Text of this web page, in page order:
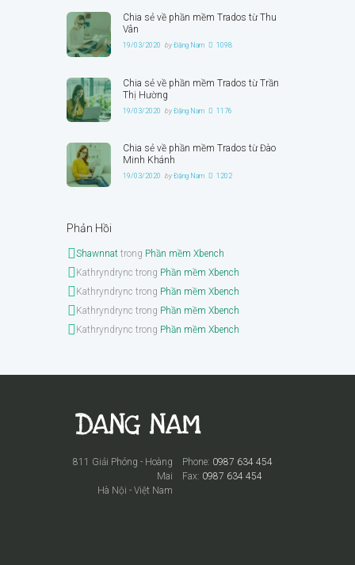
Chia sẻ về phần mềm Trados từ Thu
Vân
19/03/2020 byĐặng Nam 1098
Chia sẻ về phần mềm Trados từ Trần
Thị Hường
19/03/2020 byĐặng Nam 1176
Chia sẻ về phần mềm Trados từ Đào
Minh Khánh
19/03/2020 byĐặng Nam 1202
Phản Hồi
Shawnnat trong Phần mềm Xbench
Kathryndrync trong Phần mềm Xbench
Kathryndrync trong Phần mềm Xbench
Kathryndrync trong Phần mềm Xbench
Kathryndrync trong Phần mềm Xbench
Phone: 0987 634 454
Fax: 0987 634 454
811 Giải Phóng - Hoàng
Mai
Hà Nội - Việt Nam